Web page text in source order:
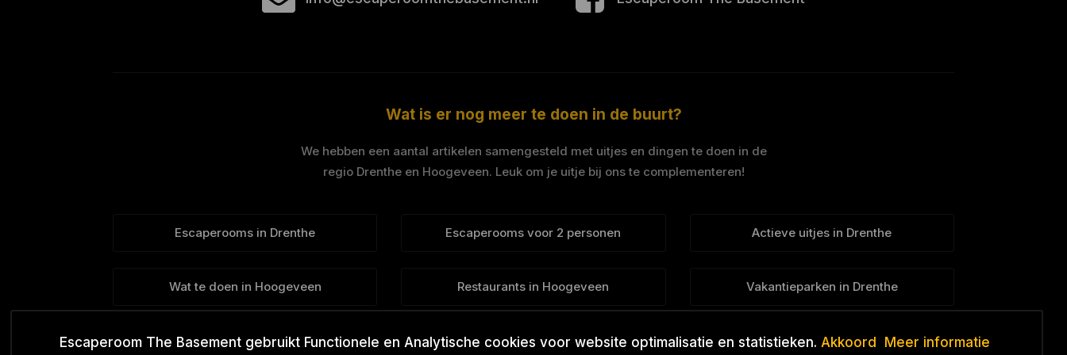
Escaperoom The Basement gebruikt Functionele en Analytische cookies voor website optimalisatie en statistieken. Akkoord Meer informatie
Wat is er nog meer te doen in de buurt?
We hebben een aantal artikelen samengesteld met uitjes en dingen te doen in de
regio Drenthe en Hoogeveen. Leuk om je uitje bij ons te complementeren!
Escaperooms in Drenthe Escaperooms voor 2 personen Actieve uitjes in Drenthe
Wat te doen in Hoogeveen Restaurants in Hoogeveen Vakantieparken in Drenthe